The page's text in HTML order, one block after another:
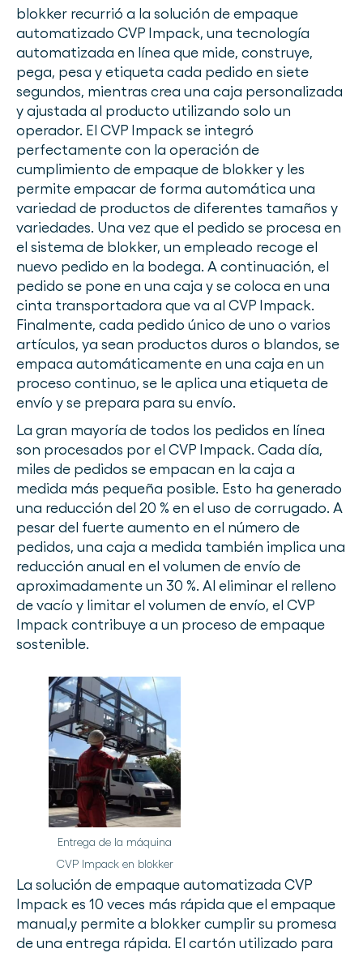
blokker recurrió a la solución de empaque
automatizado CVP Impack, una tecnología
automatizada en línea que mide, construye,
pega, pesa y etiqueta cada pedido en siete
segundos, mientras crea una caja personalizada
y ajustada al producto utilizando solo un
operador. El CVP Impack se integró
perfectamente con la operación de
cumplimiento de empaque de blokker y les
permite empacar de forma automática una
variedad de productos de diferentes tamaños y
variedades. Una vez que el pedido se procesa en
el sistema de blokker, un empleado recoge el
nuevo pedido en la bodega. A continuación, el
pedido se pone en una caja y se coloca en una
cinta transportadora que va al CVP Impack.
Finalmente, cada pedido único de uno o varios
artículos, ya sean productos duros o blandos, se
empaca automáticamente en una caja en un
proceso continuo, se le aplica una etiqueta de
envío y se prepara para su envío.
La gran mayoría de todos los pedidos en línea
son procesados por el CVP Impack. Cada día,
miles de pedidos se empacan en la caja a
medida más pequeña posible. Esto ha generado
una reducción del 20 % en el uso de corrugado. A
pesar del fuerte aumento en el número de
pedidos, una caja a medida también implica una
reducción anual en el volumen de envío de
aproximadamente un 30 %. Al eliminar el relleno
de vacío y limitar el volumen de envío, el CVP
Impack contribuye a un proceso de empaque
sostenible.
Entrega de la máquina
CVP Impack en blokker
La solución de empaque automatizada CVP
Impack es 10 veces más rápida que el empaque
manual,y permite a blokker cumplir su promesa
de una entrega rápida. El cartón utilizado para